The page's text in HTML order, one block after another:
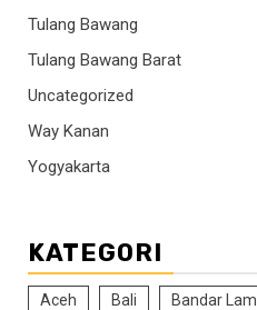
Tulang Bawang
Tulang Bawang Barat
Uncategorized
Way Kanan
Yogyakarta
KATEGORI
Aceh Bali Bandar